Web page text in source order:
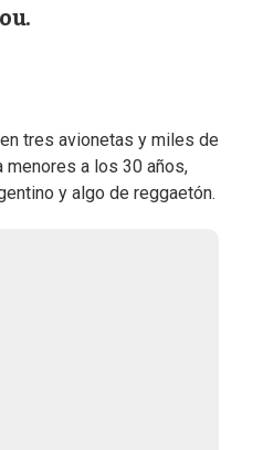
tres avionetas y miles de
a los 30 años,
y algo de reggaetón.